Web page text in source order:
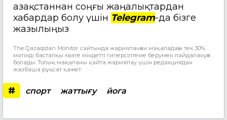
Қазақстаннан соңғы жаңалықтардан
хабардар болу үшін Telegram-да бізге
жазылыңыз
The Qazaqstan Monitor сайтында жарияланған мақаладағы тек 30%
мәтінді бастапқы көзге міндетті гиперсілтеме берумен пайдалануға
болады. Толық мақаланы қайта жариялау үшін редакциядан
жазбаша рұқсат қажет.
# спорт жаттығу йога